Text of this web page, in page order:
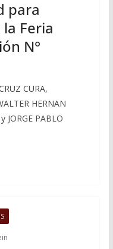
para
Feria
N°
CURA,
HERNAN
JORGE PABLO